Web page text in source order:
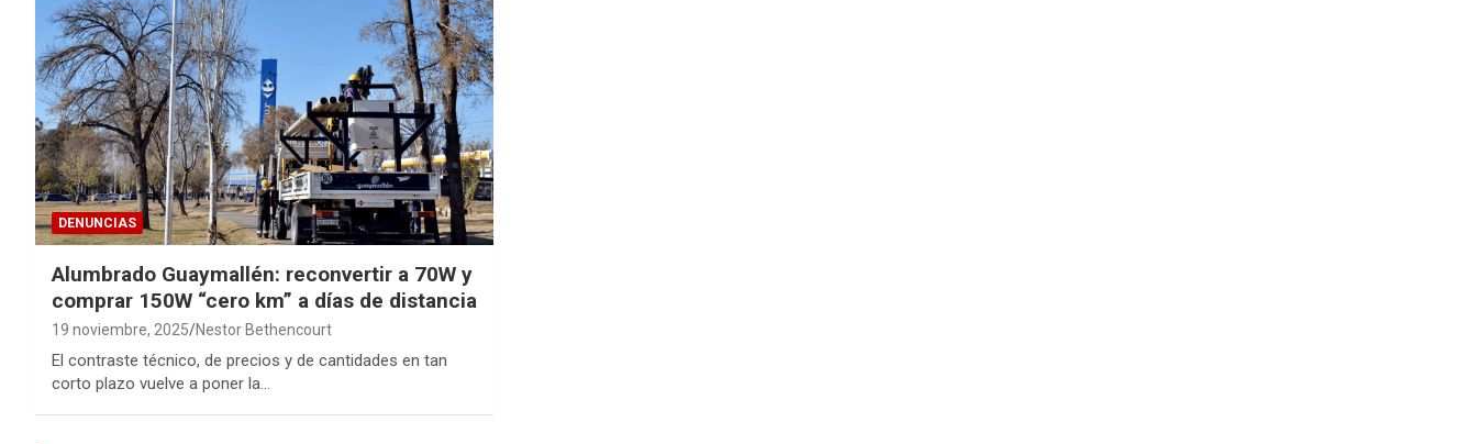
DENUNCIAS
Alumbrado Guaymallén: reconvertir a 70W y
comprar 150W “cero km” a días de distancia
19 noviembre, 2025 Nestor Bethencourt
El contraste técnico, de precios y de cantidades en tan
corto plazo vuelve a poner la…